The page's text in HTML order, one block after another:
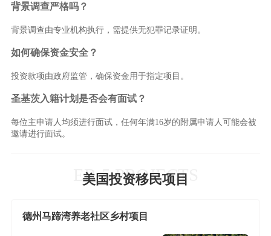
背景调查严格吗？
背景调查由专业机构执行，需提供无犯罪记录证明。
如何确保资金安全？
投资款项由政府监管，确保资金用于指定项目。
圣基茨入籍计划是否会有面试？
每位主申请人均须进行面试，任何年满16岁的附属申请人可能会被
邀请进行面试。
EB-5 PROJECTS
美国投资移民项目
德州马蹄湾养老社区乡村项目